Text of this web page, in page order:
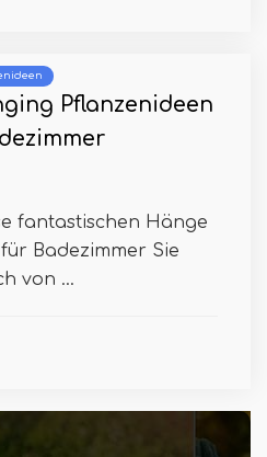
Pflanzenideen
fantastischen Hänge
Badezimmer Sie
von ...